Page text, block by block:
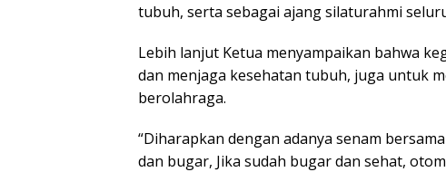
tubuh, serta sebagai ajang silaturahmi
Lebih lanjut Ketua menyampaikan bahwa
dan menjaga kesehatan tubuh, juga untuk
berolahraga.
“Diharapkan dengan adanya senam
dan bugar, Jika sudah bugar dan sehat,